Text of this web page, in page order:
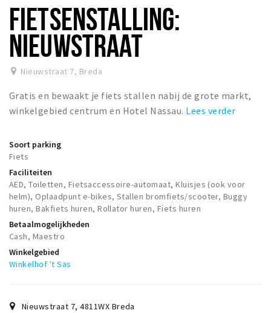
Zorgverzekering
Huisarts en eerste hulp
Q&A
Breda Student Shop
Draai aan het rad!
VRIJE TIJD
Sport
Nieuws
Agenda
Bezienswaardigheden
Musea, theaters & podia
Uitjes & activiteiten
Natuurgebieden
FIETSENSTALLING:
NIEUWSTRAAT
Nieuwstraat 7, Breda
Gratis en bewaakt je fiets stallen nabij de grote markt,
winkelgebied centrum en Hotel Nassau. Lees verder
Soort parking
Fiets
Faciliteiten
AED, Toiletten, Fietsaccessoire-automaat, Kluisjes (ook voor
helm), Oplaadpunt e-bikes, Stallen bromfiets/scooter, Buggy
huren, Bakfiets huren, Rollator huren, Fiets huren
Betaalmogelijkheden
Cash, Maestro
Winkelgebied
Winkelhof 't Sas
Nieuwstraat 7,4811WX Breda